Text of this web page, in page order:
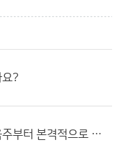
?
[날씨이야기] 드디어 다음주부터 본격적으로 기온이 떨어지기 시작하는군요